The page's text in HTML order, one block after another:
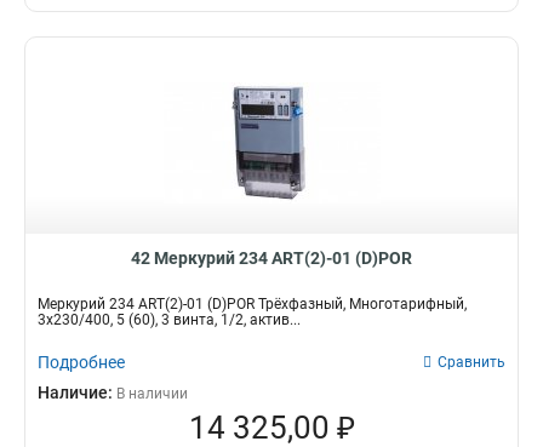
42 Меркурий 234 ART(2)-01 (D)POR
Меркурий 234 ART(2)-01 (D)POR Трёхфазный, Многотарифный,
3x230/400, 5 (60), 3 винта, 1/2, актив...
Подробнее Сравнить
Наличие: В наличии
14 325,00 ₽